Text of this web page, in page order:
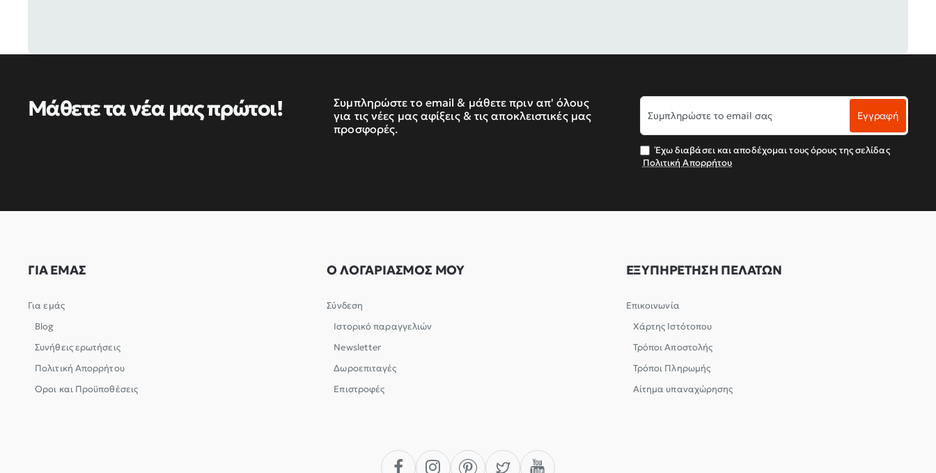
Μάθετε τα νέα μας πρώτοι!
Συμπληρώστε το email & μάθετε πριν απ' όλους
για τις νέες μας αφίξεις & τις αποκλειστικές μας
προσφορές.
Συμπληρώστε
το
email
σας
Εγγραφή
Έχω διαβάσει και αποδέχομαι τους όρους της σελίδας
Πολιτική Απορρήτου
ΓΙΑ ΕΜΑΣ
Για εμάς
Blog
Συνήθεις ερωτήσεις
Πολιτική Απορρήτου
Όροι και Προϋποθέσεις
Ο ΛΟΓΑΡΙΑΣΜΟΣ ΜΟΥ
Σύνδεση
Ιστορικό παραγγελιών
Newsletter
Δωροεπιταγές
Επιστροφές
ΕΞΥΠΗΡΕΤΗΣΗ ΠΕΛΑΤΩΝ
Επικοινωνία
Χάρτης Ιστότοπου
Τρόποι Αποστολής
Τρόποι Πληρωμής
Αίτημα υπαναχώρησης